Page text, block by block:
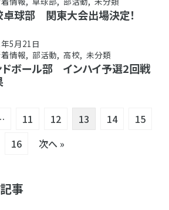
卓球部 関東大会出場決定！
5月21日
情報, 部活動, 高校, 未分類
ドボール部 インハイ予選2回戦
11 12 13 14
15
16
次へ »
事